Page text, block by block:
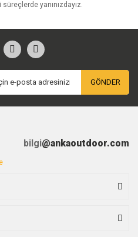
yanınızdayız.
GÖNDER
bilgi@ankaoutdoor.com